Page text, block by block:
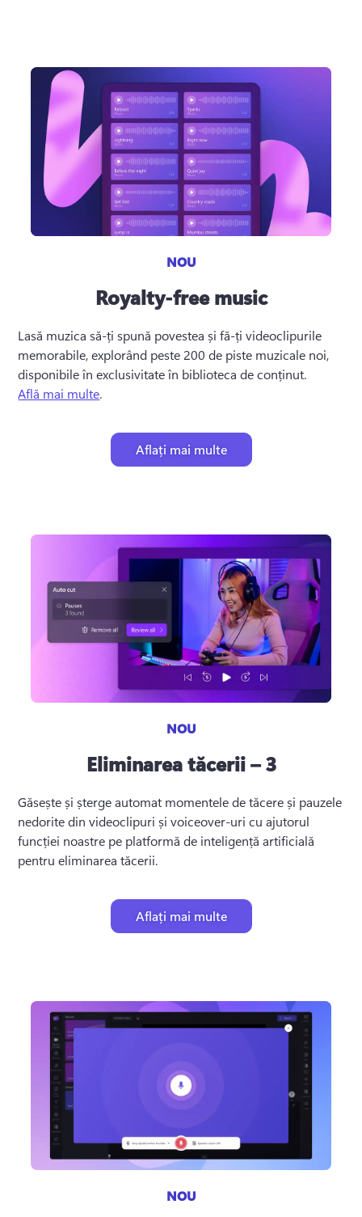
NOU
Royalty-free music
Lasă muzica să-ți spună povestea și fă-ți videoclipurile
memorabile, explorând peste 200 de piste muzicale noi,
disponibile în exclusivitate în biblioteca de conținut.
Află mai multe.
Aflați mai multe
NOU
Eliminarea tăcerii – 3
Găsește și șterge automat momentele de tăcere și pauzele
nedorite din videoclipuri și voiceover-uri cu ajutorul
funcției noastre pe platformă de inteligență artificială
pentru eliminarea tăcerii.
Aflați mai multe
NOU